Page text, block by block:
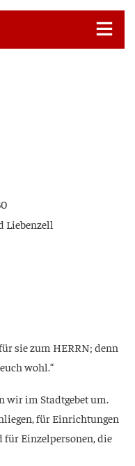
Lie­ben­zell
sie zum HERRN; denn
wohl.“
wir im Stadt­ge­bet um.
für Ein­rich­tun­gen
für Ein­zel­per­so­nen, die